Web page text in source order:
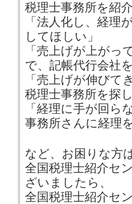
税理士事務所を紹
「法人化し、経理
してほしい」
「売上げが上が
で、記帳代行会社
「売上げが伸びて
税理士事務所を探
「経理に手が回ら
事務所さんに経理
など、お困りな方
全国税理士紹介セ
ざいましたら、
全国税理士紹介セ